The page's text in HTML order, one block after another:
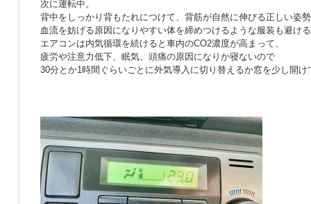
次に運転中。
背中をしっかり背もたれにつけて、背筋が自然に伸びる正しい姿
血流を妨げる原因になりやすい体を締めつけるような服装も避け
エアコンは内気循環を続けると車内のCO2濃度が高まって、
疲労や注意力低下、眠気、頭痛の原因になりか寝ないので
30分とか1時間ぐらいごとに外気導入に切り替えるか窓を少し開け